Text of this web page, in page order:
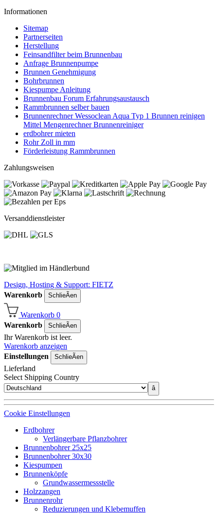
Informationen
Sitemap
Partnerseiten
Herstellung
Feinsandfilter beim Brunnenbau
Anfrage Brunnenpumpe
Brunnen Genehmigung
Bohrbrunnen
Kiespumpe Anleitung
Brunnenbau Forum Erfahrungsaustausch
Rammbrunnen selber bauen
Brunnenrechner Wessoclean Aqua Typ 1 Brunnen reinigen
Mittel Mengenrechner Brunnenreiniger
erdbohrer mieten
Rohr Zoll in mm
Förderleistung Rammbrunnen
Zahlungsweisen
Versanddienstleister
Design, Hosting & Support: FIETZ
Warenkorb
SchlieÃen
Warenkorb 0
Warenkorb
SchlieÃen
Ihr Warenkorb ist leer.
Warenkorb anzeigen
Einstellungen
SchlieÃen
Lieferland
Select Shipping Country
â
Cookie Einstellungen
Erdbohrer
Verlängerbare Pflanzbohrer
Brunnenbohrer 25x25
Brunnenbohrer 30x30
Kiespumpen
Brunnenköpfe
Grundwassermessstelle
Holzzangen
Brunnenrohr
Reduzierungen und Klebemuffen